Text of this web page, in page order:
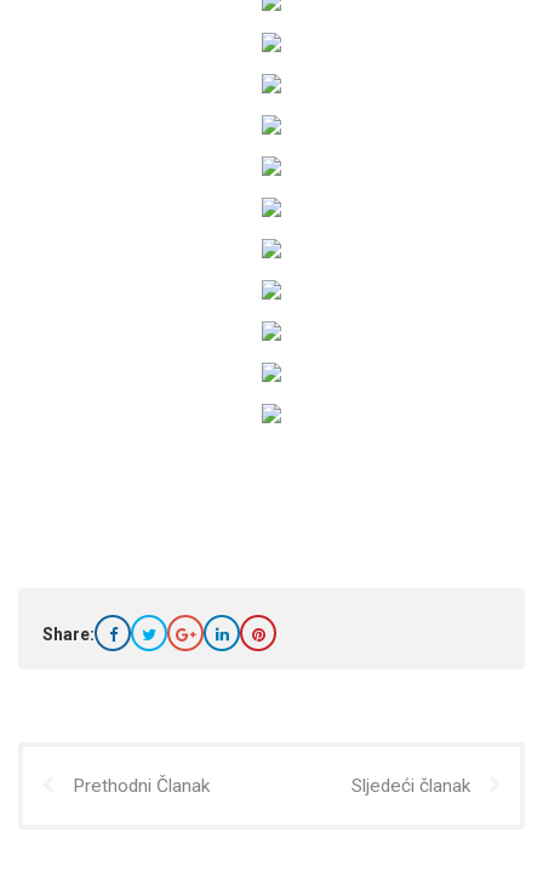
Share:
Prethodni Članak Sljedeći članak